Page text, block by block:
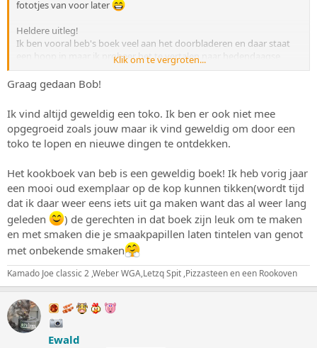
fototjes van voor later
Heldere uitleg!
Ik ben vooral beb's boek veel aan het doorbladeren en daar staat
een hoop in maar ik probeer het te vertalen naar hedendaagse
producten en achtergrond info
Dit helpt weer een stapje
Klik om te vergroten...
Graag gedaan Bob!
Ik vind altijd geweldig een toko. Ik ben er ook niet mee
opgegroeid zoals jouw maar ik vind geweldig om door een
toko te lopen en nieuwe dingen te ontdekken.
Het kookboek van beb is een geweldig boek! Ik heb vorig jaar
een mooi oud exemplaar op de kop kunnen tikken(wordt tijd
dat ik daar weer eens iets uit ga maken want das al weer lang
geleden
) de gerechten in dat boek zijn leuk om te maken
en met smaken die je smaakpapillen laten tintelen van genot
met onbekende smaken
Kamado Joe classic 2 ,Weber WGA,Letzq Spit ,Pizzasteen en een Rookoven
Ewald